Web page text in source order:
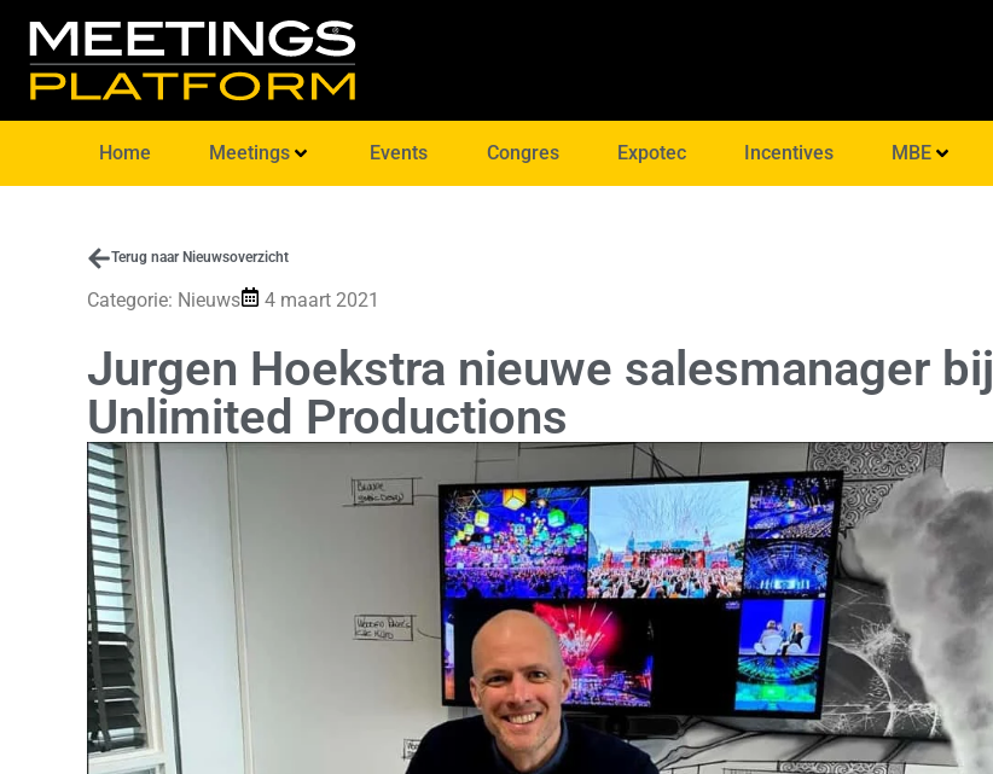
Home Meetings Events Congres Expotec Incentives MBE
Terug naar Nieuwsoverzicht
Categorie: Nieuws 4 maart 2021
Jurgen Hoekstra nieuwe salesmanager bij
Unlimited Productions